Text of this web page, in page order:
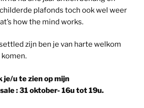
plafonds toch ook wel weer
how the mind works.
zijn ben je van harte welkom
je/u te zien op mijn
: 31 oktober- 16u tot 19u.